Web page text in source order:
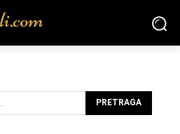
PRETRAGA